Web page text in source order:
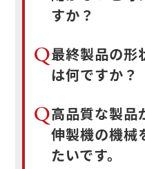
すか？
Q最終製品の形
は何ですか？
Q高品質な製品
伸製機の機械
たいです。